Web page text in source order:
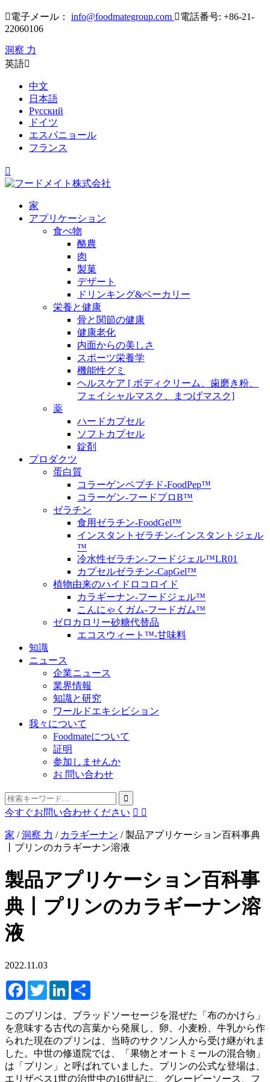
電子メール： info@foodmategroup.com 電話番号: +86-21-
22060106
洞察 力
英語
中文
日本語
Русский
ドイツ
エスパニョール
フランス

家
アプリケーション
食べ物
酪農
肉
製菓
デザート
ドリンキング&ベーカリー
栄養と健康
骨と関節の健康
健康老化
内面からの美しさ
スポーツ栄養学
機能性グミ
ヘルスケア [ ボディクリーム、歯磨き粉、
フェイシャルマスク、まつげマスク]
薬
ハードカプセル
ソフトカプセル
錠剤
プロダクツ
蛋白質
コラーゲンペプチド-FoodPep™
コラーゲン-フードプロB™
ゼラチン
食用ゼラチン-FoodGel™
インスタントゼラチン-インスタントジェル
™
冷水性ゼラチン-フードジェル™LR01
カプセルゼラチン-CapGel™
植物由来のハイドロコロイド
カラギーナン-フードジェル™
こんにゃくガム-フードガム™
ゼロカロリー砂糖代替品
エコスウィート™-甘味料
知識
ニュース
企業ニュース
業界情報
知識と研究
ワールドエキシビション
我々について
Foodmateについて
証明
参加しませんか
お 問い合わせ
今すぐお問い合わせください  
家 /洞察 力 / カラギーナン /製品アプリケーション百科事典
丨プリンのカラギーナン溶液
製品アプリケーション百科事
典丨プリンのカラギーナン溶
液
2022.11.03
FacebookTwitterLinkedIn
このプリンは、ブラッドソーセージを混ぜた「布のかけら」
を意味する古代の言葉から発展し、卵、小麦粉、牛乳から作
られた現在のプリンは、当時のサクソン人から受け継がれま
した。中世の修道院では、「果物とオートミールの混合物」
は「プリン」と呼ばれていました。プリンの公式な登場は、
エリザベス1世の治世中の16世紀に、グレービーソース、フ